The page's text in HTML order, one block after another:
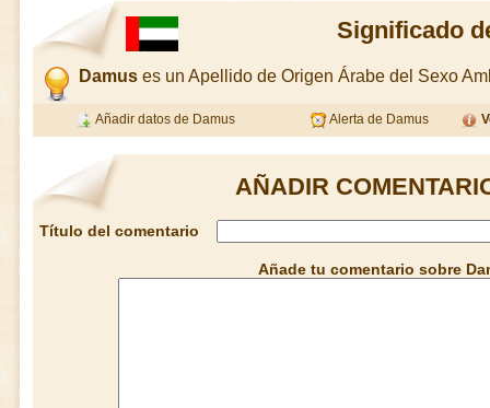
Significado
Damus es un Apellido de Origen Árabe del Sexo
Añadir datos de Damus Alerta de Damus
AÑADIR
Título del comentario
Añade tu comentario sobre